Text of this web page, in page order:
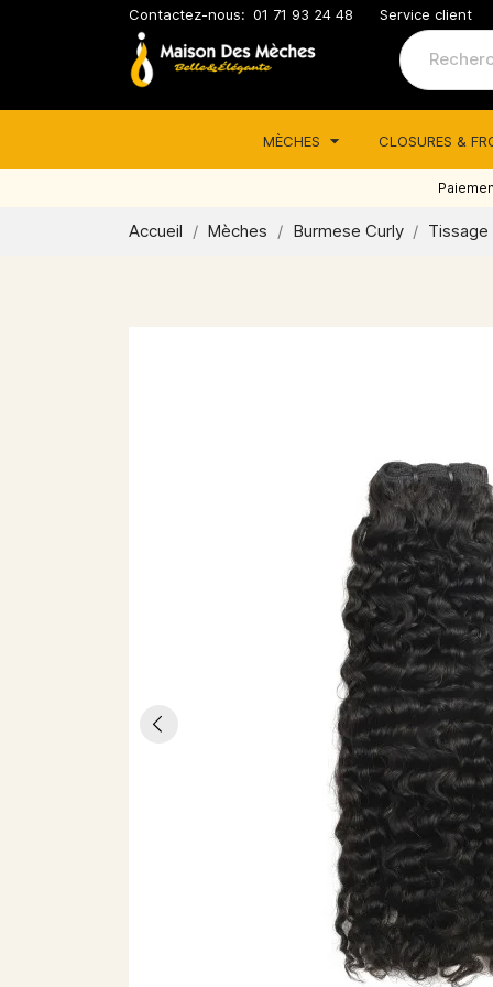
Contactez-nous: 01 71 93 24 48 Service client
MÈCHES CLOSURES &
Accueil Mèches Burmese Curly Tissage